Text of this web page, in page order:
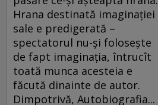
Hrana destinată imaginaţiei
sale e predigerată –
spectatorul nu-şi foloseşte
de fapt imaginaţia, întrucît
toată munca acesteia e
făcută dinainte de autor.
Dimpotrivă, Autobiografia...